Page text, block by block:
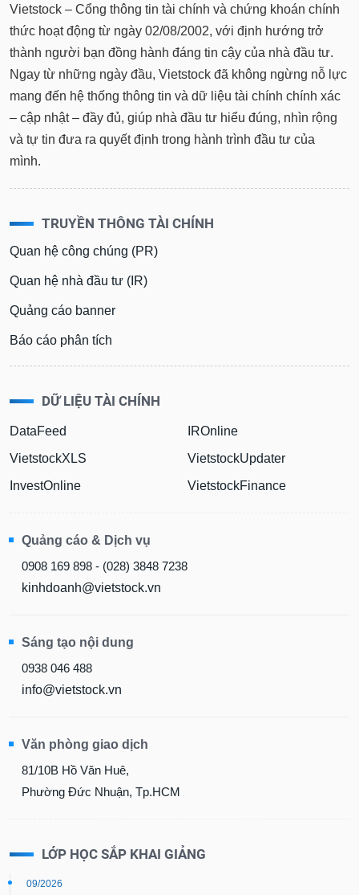
Vietstock – Cổng thông tin tài chính và chứng khoán chính
thức hoạt động từ ngày 02/08/2002, với định hướng trở
thành người bạn đồng hành đáng tin cậy của nhà đầu tư.
Ngay từ những ngày đầu, Vietstock đã không ngừng nỗ lực
mang đến hệ thống thông tin và dữ liệu tài chính chính xác
– cập nhật – đầy đủ, giúp nhà đầu tư hiểu đúng, nhìn rộng
và tự tin đưa ra quyết định trong hành trình đầu tư của
mình.
TRUYỀN THÔNG TÀI CHÍNH
Quan hệ công chúng (PR)
Quan hệ nhà đầu tư (IR)
Quảng cáo banner
Báo cáo phân tích
DỮ LIỆU TÀI CHÍNH
DataFeed
VietstockXLS
InvestOnline
IROnline
VietstockUpdater
VietstockFinance
Quảng cáo & Dịch vụ
0908 169 898 - (028) 3848 7238
kinhdoanh@vietstock.vn
Sáng tạo nội dung
0938 046 488
info@vietstock.vn
Văn phòng giao dịch
81/10B Hồ Văn Huê,
Phường Đức Nhuận, Tp.HCM
LỚP HỌC SẮP KHAI GIẢNG
09/2026